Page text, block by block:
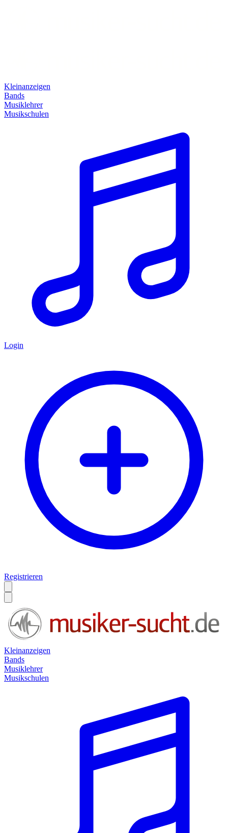
Kleinanzeigen
Bands
Musiklehrer
Musikschulen
Login
Registrieren
Kleinanzeigen
Bands
Musiklehrer
Musikschulen